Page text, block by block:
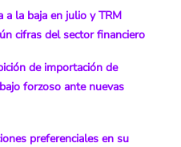
a la baja en julio y TRM
cifras del sector financiero
de importación de
forzoso ante nuevas
preferenciales en su